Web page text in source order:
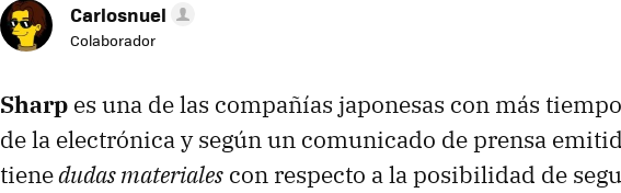
Carlosnuel
Colaborador
Sharp es una de las compañías japonesas con más
de la electrónica y según un comunicado de prensa
tienedudas materiales con respecto a la posibilidad de